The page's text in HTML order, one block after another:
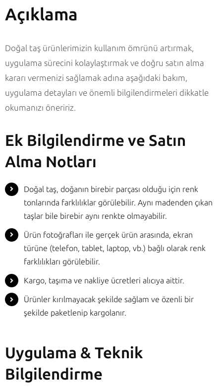
Açıklama
Doğal taş ürünlerimizin kullanım ömrünü artırmak,
uygulama sürecini kolaylaştırmak ve doğru satın alma
kararı vermenizi sağlamak adına aşağıdaki bakım,
uygulama detayları ve önemli bilgilendirmeleri dikkatle
okumanızı öneririz.
Ek Bilgilendirme ve Satın
Alma Notları
Doğal taş, doğanın birebir parçası olduğu için renk
tonlarında farklılıklar görülebilir. Aynı madenden çıkan
taşlar bile birebir aynı renkte olmayabilir.
Ürün fotoğrafları ile gerçek ürün arasında, ekran
türüne (telefon, tablet, laptop, vb.) bağlı olarak renk
farklılıkları görülebilir.
Kargo, taşıma ve nakliye ücretleri alıcıya aittir.
Ürünler kırılmayacak şekilde sağlam ve özenli bir
şekilde paketlenip kargolanır.
Uygulama & Teknik
Bilgilendirme